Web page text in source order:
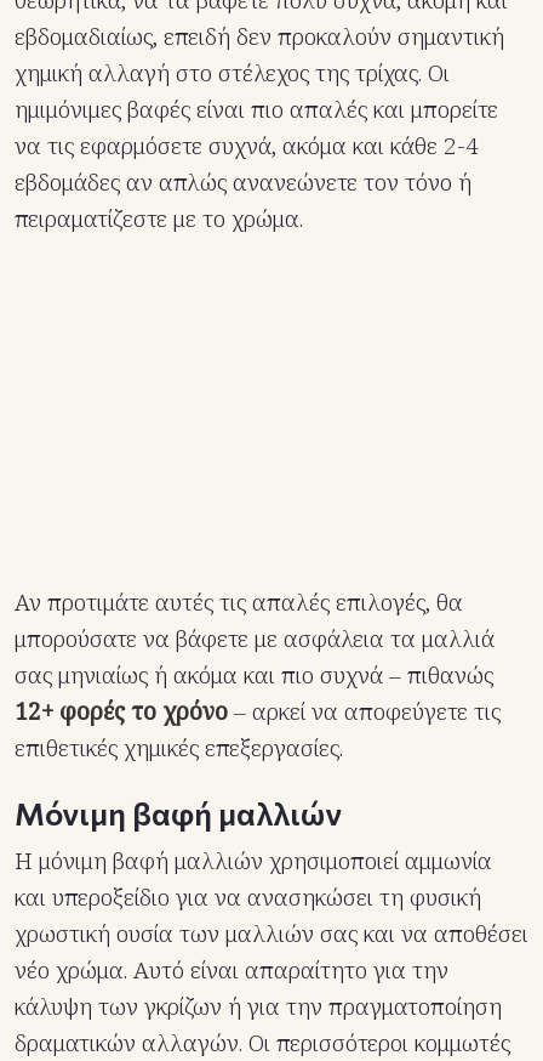
εβδομαδιαίως, επειδή δεν προκαλούν σημαντική
χημική αλλαγή στο στέλεχος της τρίχας. Οι
ημιμόνιμες βαφές είναι πιο απαλές και μπορείτε
να τις εφαρμόσετε συχνά, ακόμα και κάθε 2-4
εβδομάδες αν απλώς ανανεώνετε τον τόνο ή
πειραματίζεστε με το χρώμα.
Αν προτιμάτε αυτές τις απαλές επιλογές, θα
μπορούσατε να βάφετε με ασφάλεια τα μαλλιά
σας μηνιαίως ή ακόμα και πιο συχνά – πιθανώς
12+ φορές το χρόνο– αρκεί να αποφεύγετε τις
επιθετικές χημικές επεξεργασίες.
Μόνιμη βαφή μαλλιών
Η μόνιμη βαφή μαλλιών χρησιμοποιεί αμμωνία
και υπεροξείδιο για να ανασηκώσει τη φυσική
χρωστική ουσία των μαλλιών σας και να αποθέσει
νέο χρώμα. Αυτό είναι απαραίτητο για την
κάλυψη των γκρίζων ή για την πραγματοποίηση
δραματικών αλλαγών. Οι περισσότεροι κομμωτές